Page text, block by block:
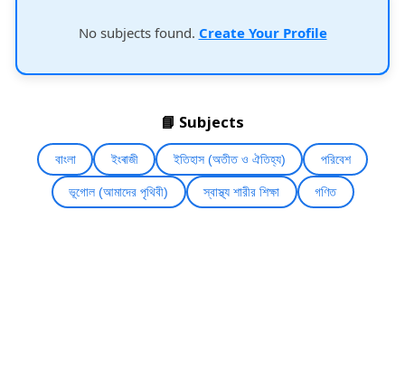
No subjects found. Create Your Profile
📘 Subjects
বাংলা ইংৰাজী ইতিহাস (অতীত ও ঐতিহ্য) পরিবেশ
ভূগোল (আমাদের পৃথিবী) স্বাস্থ্য শারীর শিক্ষা গণিত